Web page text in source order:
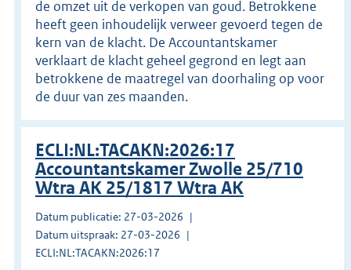
de omzet uit de verkopen van goud. Betrokkene
heeft geen inhoudelijk verweer gevoerd tegen de
kern van de klacht. De Accountantskamer
verklaart de klacht geheel gegrond en legt aan
betrokkene de maatregel van doorhaling op voor
de duur van zes maanden.
ECLI:NL:TACAKN:2026:17
Accountantskamer Zwolle 25/710
Wtra AK 25/1817 Wtra AK
Datum publicatie: 27-03-2026
Datum uitspraak: 27-03-2026
ECLI:NL:TACAKN:2026:17